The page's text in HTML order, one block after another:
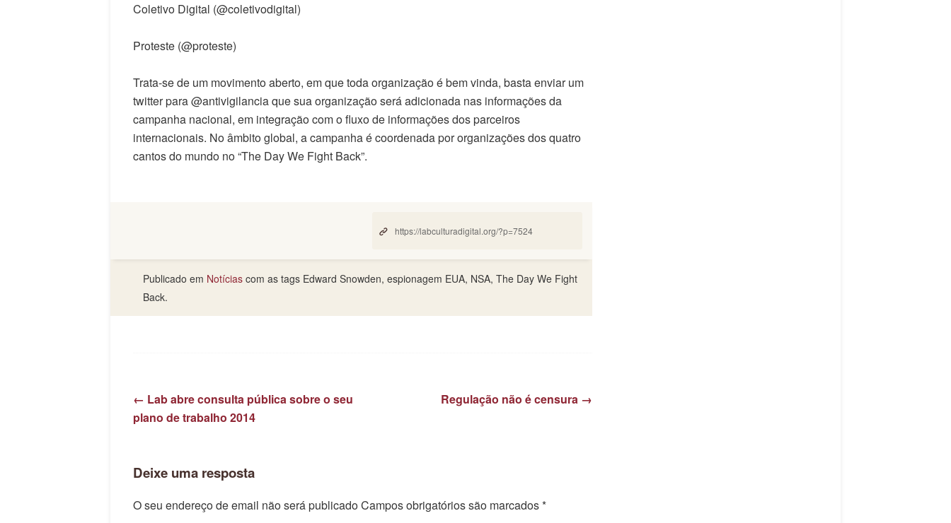
Coletivo Digital (@coletivodigital)
Proteste (@proteste)
Trata-se de um movimento aberto, em que toda organização é bem vinda, basta enviar um
twitter para @antivigilancia que sua organização será adicionada nas informações da
campanha nacional, em integração com o fluxo de informações dos parceiros
internacionais. No âmbito global, a campanha é coordenada por organizações dos quatro
cantos do mundo no “The Day We Fight Back”.
Publicado em Notícias com as tags Edward Snowden, espionagem EUA, NSA, The Day We Fight
Back.
Navegação de posts
← Lab abre consulta pública sobre o seu
plano de trabalho 2014
Regulação não é censura →
Deixe uma resposta
O seu endereço de email não será publicadoCampos obrigatórios são marcados*